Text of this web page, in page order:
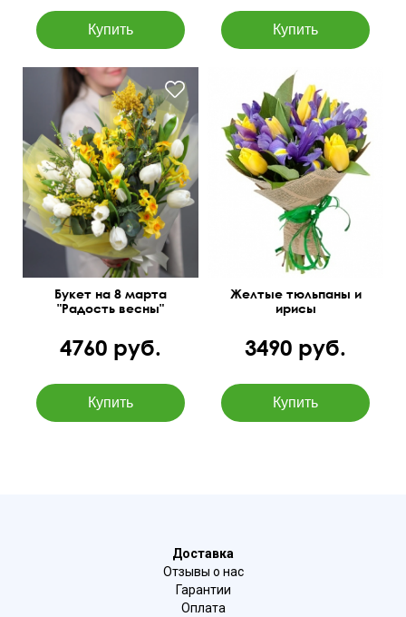
Букет на 8 марта
"Радость весны"
4760 руб.
Желтые тюльпаны и
ирисы
3490 руб.
Доставка
Отзывы о нас
Гарантии
Оплата